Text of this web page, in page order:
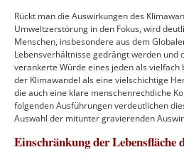
Rückt man die Auswirkungen des
Umweltzerstörung in den Fokus, wird
Menschen, insbesondere aus dem
Lebensverhältnisse gedrängt werden und
verankerte Würde eines jeden als
der Klimawandel als eine vielschichtige
die auch eine klare menschenrechtliche
folgenden Ausführungen verdeutlichen
Auswahl der mitunter gravierenden
Einschränkung der